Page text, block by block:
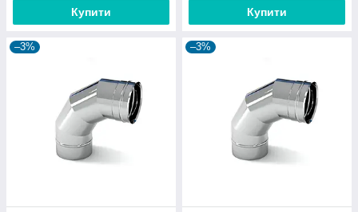
Купити Купити
–3% –3%